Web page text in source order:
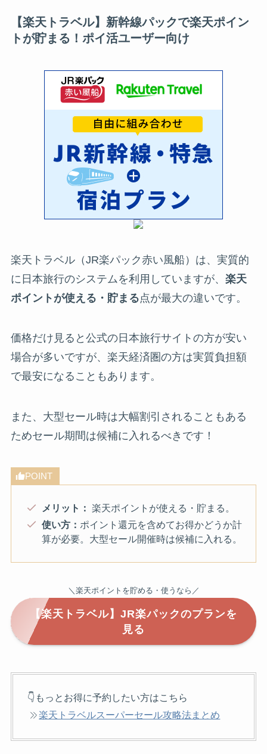
【楽天トラベル】新幹線パックで楽天ポイン
トが貯まる！ポイ活ユーザー向け
楽天トラベル（JR楽パック赤い風船）は、実質的
に日本旅行のシステムを利用していますが、 楽天
ポイントが使える・貯まる点が最大の違いです。
価格だけ見ると公式の日本旅行サイトの方が安い
場合が多いですが、楽天経済圏の方は実質負担額
で最安になることもあります。
また、大型セール時は大幅割引されることもある
ためセール期間は候補に入れるべきです！
POINT
メリット： 楽天ポイントが使える・貯まる。
使い方： ポイント還元を含めてお得かどうか計
算が必要。大型セール開催時は候補に入れる。
＼楽天ポイントを貯める・使うなら／
【楽天トラベル】JR楽パックのプランを
見る
👇もっとお得に予約したい方はこちら
楽天トラベルスーパーセール攻略法まとめ